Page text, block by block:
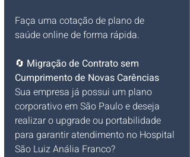
Faça uma cotação de plano de
saúde online de forma rápida.
🔄 Migração de Contrato sem
Cumprimento de Novas Carências
Sua empresa já possui um plano
corporativo em São Paulo e deseja
realizar o upgrade ou portabilidade
para garantir atendimento no Hospital
São Luiz Anália Franco?